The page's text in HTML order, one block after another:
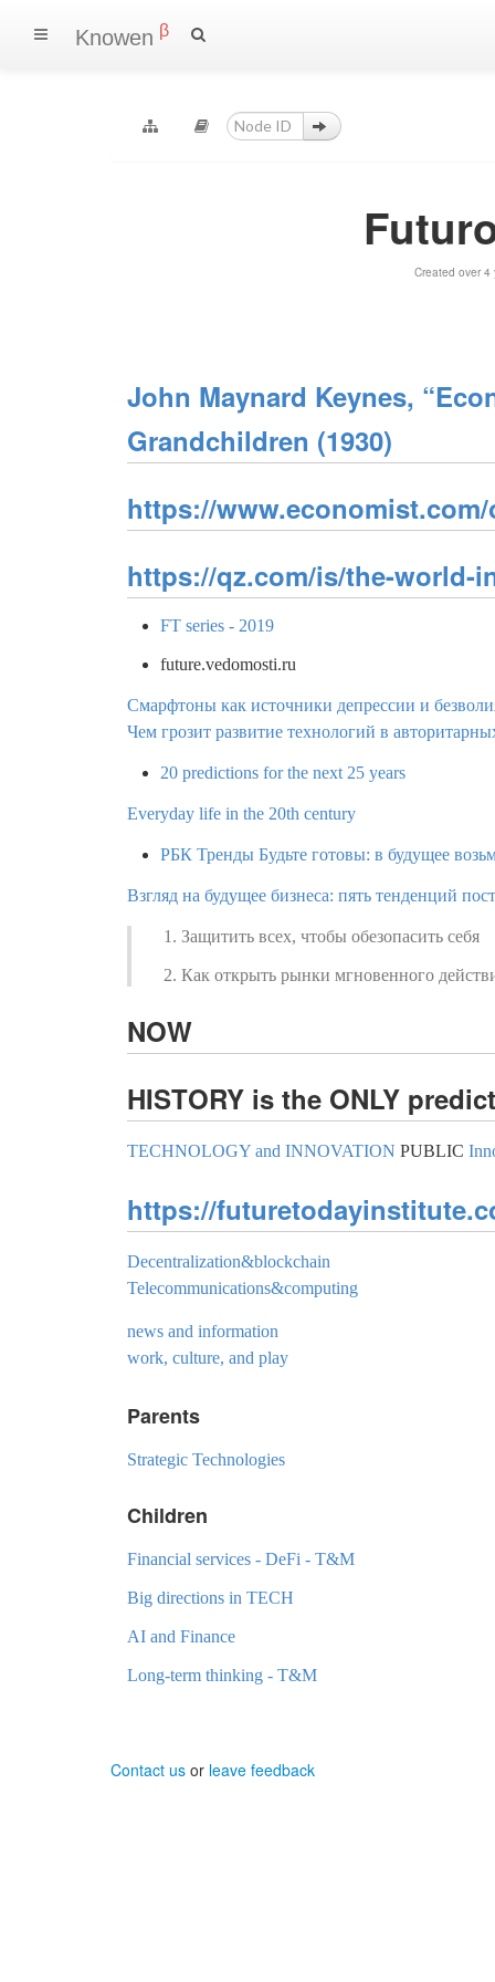
Knowen β
Created over
John Maynard Keynes,
Grandchildren (1930)
https://
https://qz.com/is/the-world-
FT series - 2019
future.vedomosti.ru
Смарфтоны как источники депрессии и
Чем грозит развитие технологий в
20 predictions for the next 25 years
Everyday life in the 20th century
РБК Тренды Будьте готовы: в будущее
Взгляд на будущее бизнеса: пять тенденций
Защитить всех, чтобы обезопасить себя
Как открыть рынки мгновенного
NOW
HISTORY is the ONLY
TECHNOLOGY and INNOVATION PUBLIC
https://
Decentralization&blockchain
Telecommunications&computing
news and information
work, culture, and play
Parents
Strategic Technologies
Children
Financial services - DeFi - T&M
Big directions in TECH
AI and Finance
Long-term thinking - T&M
Contact us or leave feedback